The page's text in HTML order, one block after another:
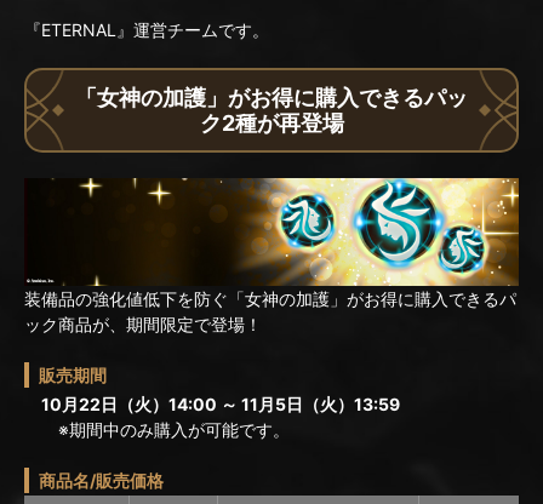
『ETERNAL』運営チームです。
「女神の加護」がお得に購入できるパッ
ク2種が再登場
装備品の強化値低下を防ぐ「女神の加護」がお得に購入できるパ
ック商品が、期間限定で登場！
販売期間
10月22日（火）14:00 ～ 11月5日（火）13:59
※期間中のみ購入が可能です。
商品名/販売価格